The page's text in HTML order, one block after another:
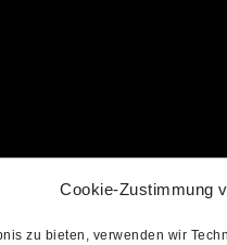
Cookie-Zustimmung
zu bieten, verwenden wir